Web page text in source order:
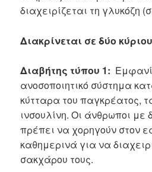
διαχειρίζεται τη γλυκόζη
Διακρίνεται σε δύο
Διαβήτης τύπου 1:
ανοσοποιητικό σύστημα
κύτταρα του παγκρέατος,
ινσουλίνη. Οι άνθρωποι με
πρέπει να χορηγούν στον
καθημερινά για να
σακχάρου τους.